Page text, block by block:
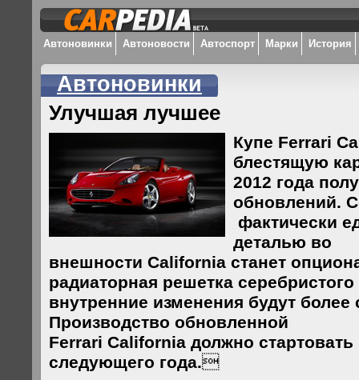
Автоновинки Автоновости Автоспорт Марки История
Автоновинки
Улучшая лучшее
Купе Ferrari
блестящую
2012 года
обновлений.
фактически
деталью во
внешности California станет
радиаторная решетка
внутренние изменения будут
Производство обновленной
Ferrari California должно стартовать
следующего года.